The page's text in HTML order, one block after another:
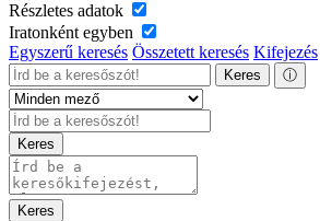
Részletes adatok
Iratonként egyben
Egyszerű keresés Összetett keresés Kifejezés
Keres ⓘ
Keres
Keres